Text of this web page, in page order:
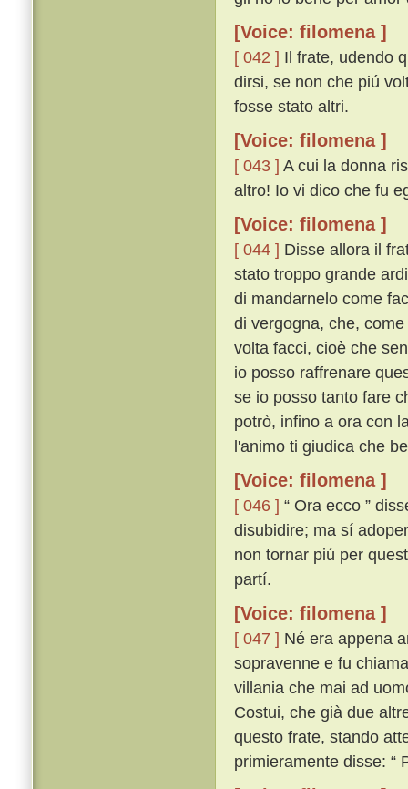
[Voice: filomena ]
[ 042 ] Il frate, udendo
dirsi, se non che piú
fosse stato altri.
[Voice: filomena ]
[ 043 ] A cui la donna
altro! Io vi dico che fu
[Voice: filomena ]
[ 044 ] Disse allora il
stato troppo grande
di mandarnelo come
di vergogna, che,
volta facci, cioè che
io posso raffrenare
se io posso tanto fare
potrò, infino a ora con
l'animo ti giudica che
[Voice: filomena ]
[ 046 ] “ Ora ecco ”
disubidire; ma sí
non tornar piú per
partí.
[Voice: filomena ]
[ 047 ] Né era appena
sopravenne e fu
villania che mai ad
Costui, che già due
questo frate, stando
primieramente disse: “